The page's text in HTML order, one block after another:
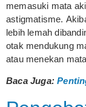
memasuki mata
astigmatisme.
lebih lemah
otak mendukung
atau menekan
Baca Juga: